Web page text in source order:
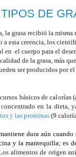
DE
la grasa recibió la
esta creencia, los
en el cuerpo para el
de la grasa, más
ser producidos por
básicos de
en la dieta,
y las proteínas(9
dura aún cuando
y la mantequilla; es
alimentos de origen